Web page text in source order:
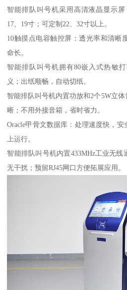
智能排队叫号机采用高清液晶显示屏
17、19寸；可定制22、32寸以上。
10触摸点电容触控屏：透光率和清晰
命长。
智能排队叫号机拥有80嵌入式热敏
义；出纸顺畅，自动切纸。
智能排队叫号机内置功放和2个5W立
晰；不用外接音箱，省时省力。
Oracle甲骨文数据库：处理速度快，
上运行。
智能排队叫号机内置433MHz工业无
无干扰；预留RJ45网口方便拓展应用。